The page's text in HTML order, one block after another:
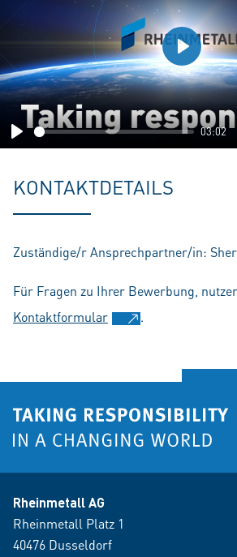
Play
03:02
Play
KONTAKTDETAILS
Zuständige/r Ansprechpartner/in:
Für Fragen zu Ihrer Bewerbung,
Kontaktformular
.
Rheinmetall AG
Rheinmetall Platz 1
40476 Dusseldorf